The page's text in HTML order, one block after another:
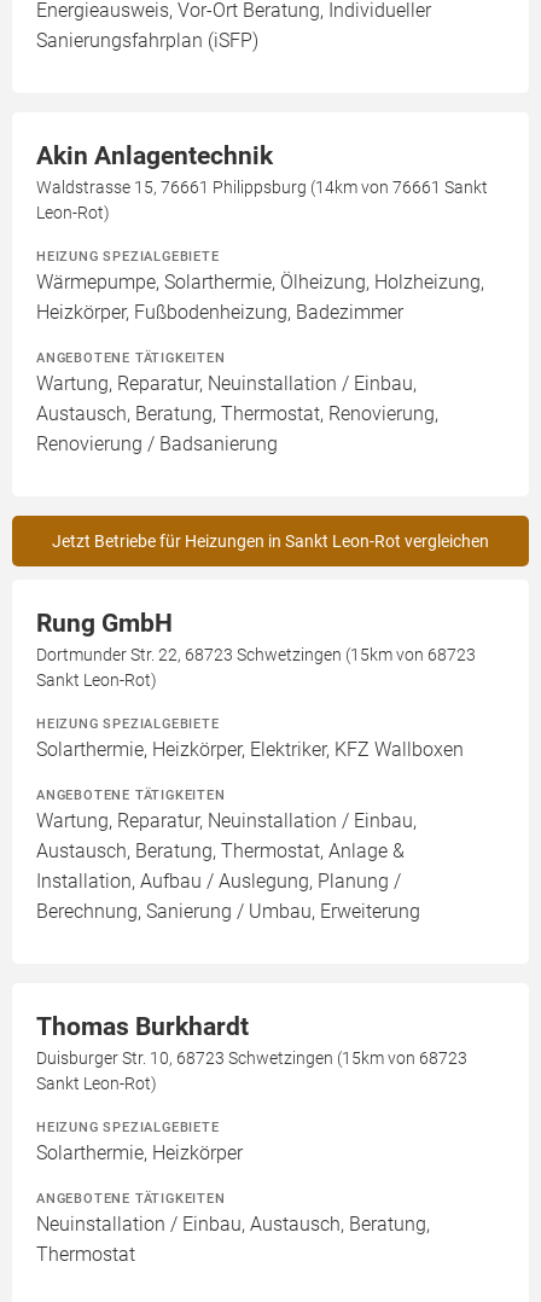
Energieausweis, Vor-Ort Beratung, Individueller
Sanierungsfahrplan (iSFP)
Akin Anlagentechnik
Waldstrasse 15, 76661 Philippsburg (14km von 76661 Sankt
Leon-Rot)
HEIZUNG SPEZIALGEBIETE
Wärmepumpe, Solarthermie, Ölheizung, Holzheizung,
Heizkörper, Fußbodenheizung, Badezimmer
ANGEBOTENE TÄTIGKEITEN
Wartung, Reparatur, Neuinstallation / Einbau,
Austausch, Beratung, Thermostat, Renovierung,
Renovierung / Badsanierung
Jetzt Betriebe für Heizungen in Sankt Leon-Rot vergleichen
Rung GmbH
Dortmunder Str. 22, 68723 Schwetzingen (15km von 68723
Sankt Leon-Rot)
HEIZUNG SPEZIALGEBIETE
Solarthermie, Heizkörper, Elektriker, KFZ Wallboxen
ANGEBOTENE TÄTIGKEITEN
Wartung, Reparatur, Neuinstallation / Einbau,
Austausch, Beratung, Thermostat, Anlage &
Installation, Aufbau / Auslegung, Planung /
Berechnung, Sanierung / Umbau, Erweiterung
Thomas Burkhardt
Duisburger Str. 10, 68723 Schwetzingen (15km von 68723
Sankt Leon-Rot)
HEIZUNG SPEZIALGEBIETE
Solarthermie, Heizkörper
ANGEBOTENE TÄTIGKEITEN
Neuinstallation / Einbau, Austausch, Beratung,
Thermostat